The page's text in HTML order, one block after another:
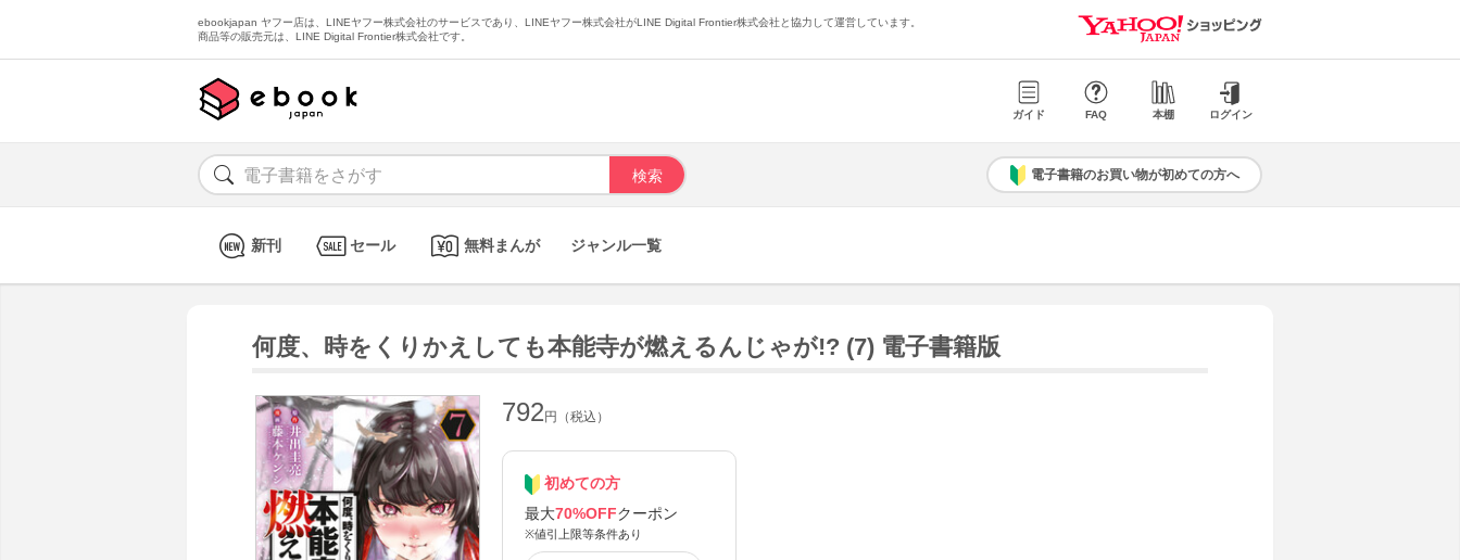
ebookjapan ヤフー店は、LINEヤフー株式会社のサービスであり、LINEヤフー株式会社がLINE Digital Frontier株式会社と協力して運営しています。
商品等の販売元は、LINE Digital Frontier株式会社です。
ガイド FAQ 本棚 ログイン
電子書籍のお買い物が初めての方へ
新刊 セール 無料まんが ジャンル一覧
何度、時をくりかえしても本能寺が燃えるんじゃが!? (7) 電子書籍版
792円（税込）
初めての方
最大70%OFFクーポン
※値引上限等条件あり